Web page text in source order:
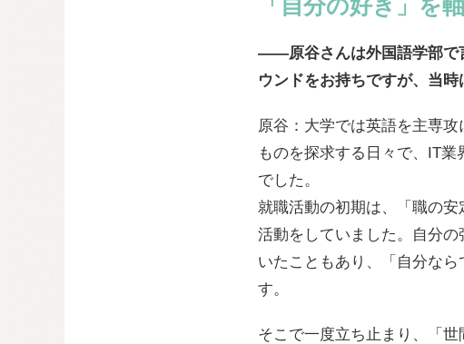
「自分の好き」を
――原谷さんは外国語学部で
ウンドをお持ちですが、当
原谷：大学では英語を主専
ものを探求する日々で、IT
でした。
就職活動の初期は、「職の
活動をしていました。自分
いたこともあり、「自分な
す。
そこで一度立ち止まり、「